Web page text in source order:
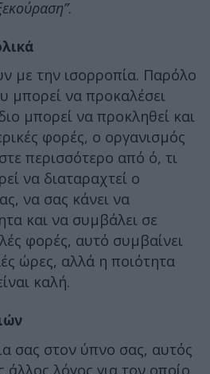
.
με την ισορροπία. Παρόλο
μπορεί να προκαλέσει
μπορεί να προκληθεί και
φορές, ο οργανισμός
περισσότερο από ό, τι
να διαταραχτεί ο
να σας κάνει να
και να συμβάλει σε
φορές, αυτό συμβαίνει
ώρες, αλλά η ποιότητα
καλή.
σας στον ύπνο σας, αυτός
άλλος λόγος για τον οποίο